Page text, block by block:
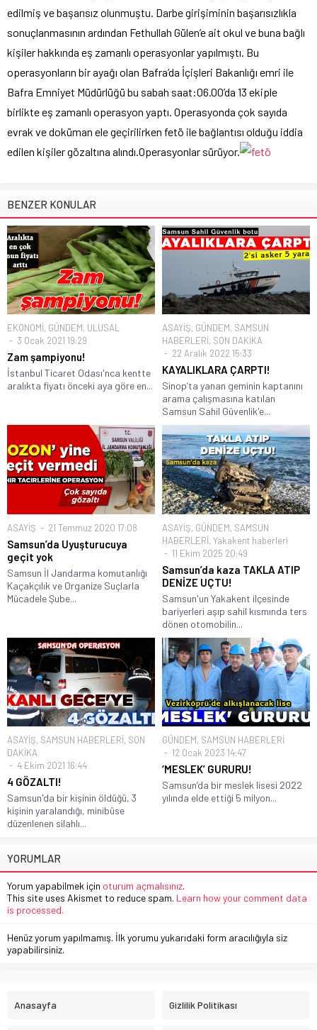
edilmiş ve başarısız olunmuştu. Darbe girişiminin başarısızlıkla
sonuçlanmasının ardından Fethullah Gülen’e ait okul ve buna bağlı
kişiler hakkında eş zamanlı operasyonlar yapılmıştı. Bu
operasyonların bir ayağı olan Bafra’da İçişleri Bakanlığı emri ile
Bafra Emniyet Müdürlüğü bu sabah saat:06.00’da 13 ekiple
birlikte eş zamanlı operasyon yaptı. Operasyonda çok sayıda
evrak ve doküman ele geçirilirken fetö ile bağlantısı olduğu iddia
edilen kişiler gözaltına alındı.Operasyonlar sürüyor.
BENZER KONULAR
EKONOMİ, GÜNDEM, ULUSAL
3 Ocak 2021 19:29
Zam şampiyonu!
İstanbul Ticaret Odası'nca kentte
aralıkta fiyatı önceki aya göre en...
ASAYİŞ, GÜNDEM, SAMSUN
HABERLERİ, SON DAKİKA
22 Aralık 2022 15:33
KAYALIKLARA ÇARPTI!
Sinop’ta yanan geminin kaptanını
arama çalışmasına katılan
Samsun Sahil Güvenlik'e...
ASAYİŞ 21 Temmuz 2020 17:08
Samsun’da Uyuşturucuya
geçit yok
Samsun İl Jandarma komutanlığı
Kaçakçılık ve Organize Suçlarla
Mücadele Şube...
ASAYİŞ, GÜNDEM, SAMSUN
HABERLERİ, Yakakent haberleri
11 Ekim 2025 20:49
Samsun’da kaza TAKLA ATIP
DENİZE UÇTU!
Samsun'un Yakakent ilçesinde
bariyerleri aşıp sahil kısmında ters
dönen otomobilin...
ASAYİŞ, SAMSUN HABERLERİ, SON
DAKİKA
4 Ekim 2021 16:44
4 GÖZALTI!
Samsun'da bir kişinin öldüğü, 3
kişinin yaralandığı, minibüse
düzenlenen silahlı...
GÜNDEM, SAMSUN HABERLERİ
12 Ocak 2023 14:47
‘MESLEK’ GURURU!
Samsun’da bir meslek lisesi 2022
yılında elde ettiği 5 milyon...
YORUMLAR
Yorum yapabilmek için oturum açmalısınız.
This site uses Akismet to reduce spam. Learn how your comment data
is processed.
Henüz yorum yapılmamış. İlk yorumu yukarıdaki form aracılığıyla siz
yapabilirsiniz.
Anasayfa Gizlilik Politikası